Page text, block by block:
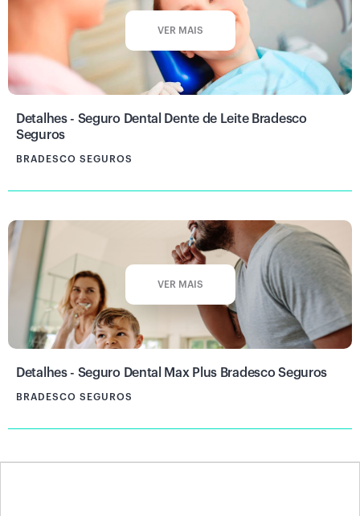
VER MAIS
Detalhes - Seguro Dental Dente de Leite Bradesco
Seguros
BRADESCO SEGUROS
VER MAIS
Detalhes - Seguro Dental Max Plus Bradesco Seguros
BRADESCO SEGUROS